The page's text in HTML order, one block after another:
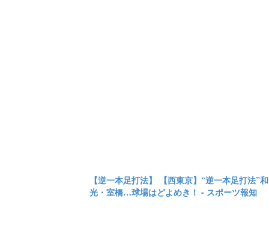
【逆一本足打法】 【西東京】“逆一本足打法”和
光・室橋…球場はどよめき！ - スポーツ報知